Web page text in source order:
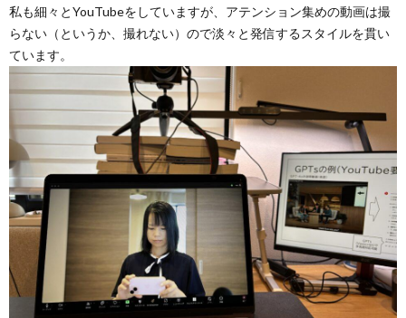
私も細々とYouTubeをしていますが、アテンション集めの動画は撮
らない（というか、撮れない）ので淡々と発信するスタイルを貫い
ています。